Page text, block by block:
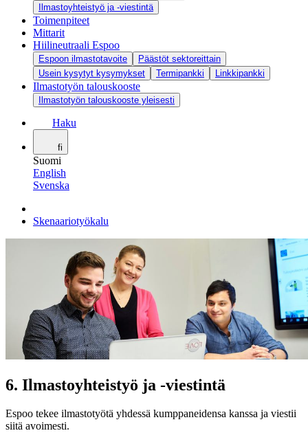
Ilmastoyhteistyö ja -viestintä
Toimenpiteet
Mittarit
Hiilineutraali Espoo
Espoon ilmastotavoite
Päästöt sektoreittain
Usein kysytyt kysymykset
Termipankki Linkkipankki
Ilmastotyön talouskooste
Ilmastotyön talouskooste yleisesti
Haku
fi
Suomi
English
Svenska
Skenaariotyökalu
6. Ilmastoyhteistyö ja -viestintä
Espoo tekee ilmastotyötä yhdessä kumppaneidensa kanssa ja viestii
siitä avoimesti.